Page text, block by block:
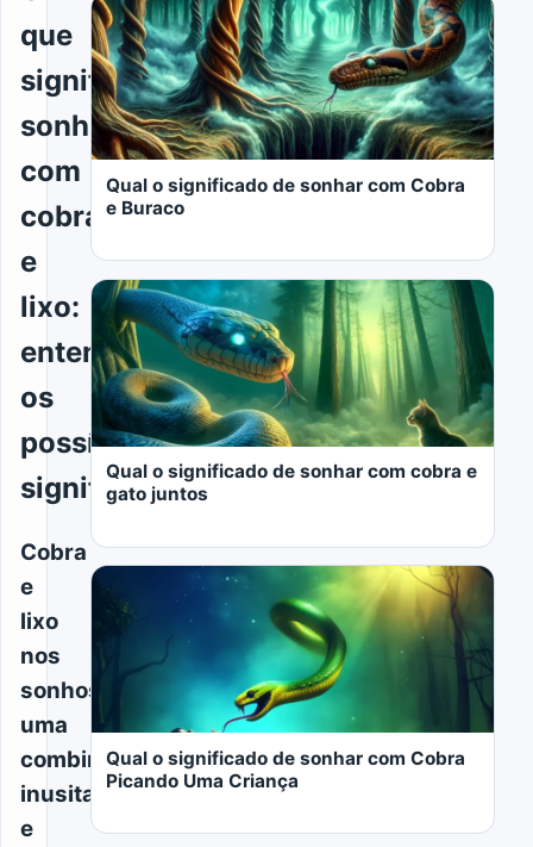
que
significa
sonhar
com
cobra
e
lixo:
entenda
os
possíveis
significados
Cobra
e
lixo
nos
sonhos:
uma
combinação
inusitada
e
Qual o significado de sonhar com Cobra
e Buraco
LER MAIS
Qual o significado de sonhar com cobra e
gato juntos
Qual o significado de sonhar com Cobra
Picando Uma Criança